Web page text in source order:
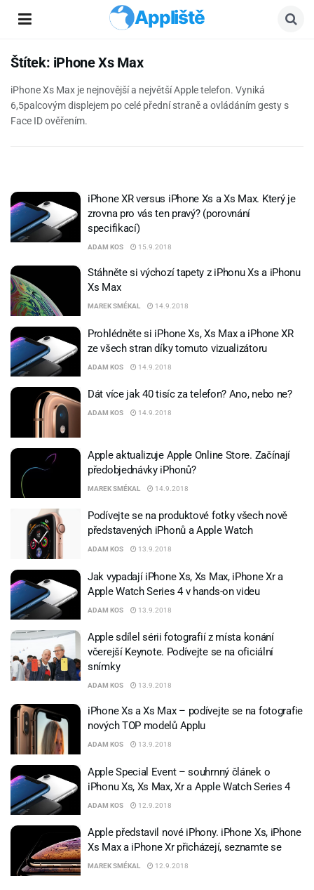
Appliště
Štítek: iPhone Xs Max
iPhone Xs Max je nejnovější a největší Apple telefon. Vyniká
6,5palcovým displejem po celé přední straně a ovládáním gesty s
Face ID ověřením.
iPhone XR versus iPhone Xs a Xs Max. Který je
zrovna pro vás ten pravý? (porovnání
specifikací)
ADAM KOS 15.9.2018
Stáhněte si výchozí tapety z iPhonu Xs a iPhonu
Xs Max
MAREK SMÉKAL 14.9.2018
Prohlédněte si iPhone Xs, Xs Max a iPhone XR
ze všech stran díky tomuto vizualizátoru
ADAM KOS 14.9.2018
Dát více jak 40 tisíc za telefon? Ano, nebo ne?
ADAM KOS 14.9.2018
Apple aktualizuje Apple Online Store. Začínají
předobjednávky iPhonů?
MAREK SMÉKAL 14.9.2018
Podívejte se na produktové fotky všech nově
představených iPhonů a Apple Watch
ADAM KOS 13.9.2018
Jak vypadají iPhone Xs, Xs Max, iPhone Xr a
Apple Watch Series 4 v hands-on videu
ADAM KOS 13.9.2018
Apple sdílel sérii fotografií z místa konání
včerejší Keynote. Podívejte se na oficiální
snímky
ADAM KOS 13.9.2018
iPhone Xs a Xs Max – podívejte se na fotografie
nových TOP modelů Applu
ADAM KOS 13.9.2018
Apple Special Event – souhrnný článek o
iPhonu Xs, Xs Max, Xr a Apple Watch Series 4
ADAM KOS 12.9.2018
Apple představil nové iPhony. iPhone Xs, iPhone
Xs Max a iPhone Xr přicházejí, seznamte se
MAREK SMÉKAL 12.9.2018